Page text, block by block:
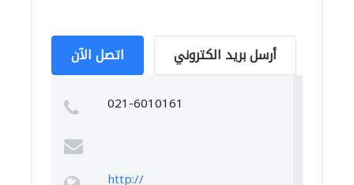
اتصل الآن أرسل بريد الكتروني
021-6010161
http://